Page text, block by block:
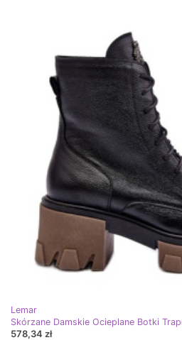
Lemar
Skórzane Damskie Ocieplane Botki
578,34 zł